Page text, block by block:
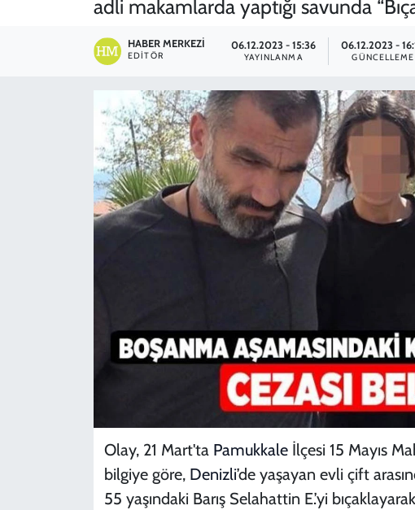
adli makamlarda yaptığı savunda
HABER MERKEZI
EDITÖR
06.12.2023 - 15:36
YAYINLANMA
06.12.2023 -
GÜNCELLEME
Olay, 21 Mart'ta Pamukkaleİlçesi 15 Mayıs
bilgiye göre, Denizli’de yaşayan evli çift
55 yaşındaki Barış Selahattin E.’yi